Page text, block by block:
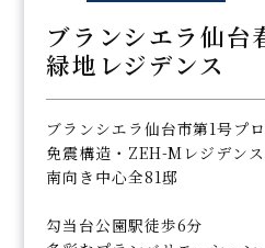
ブランシエラ仙台
緑地レジデンス
ブランシエラ仙台市第1号プ
免震構造・ZEH-Mレジデン
南向き中心全81邸
勾当台公園駅徒歩6分